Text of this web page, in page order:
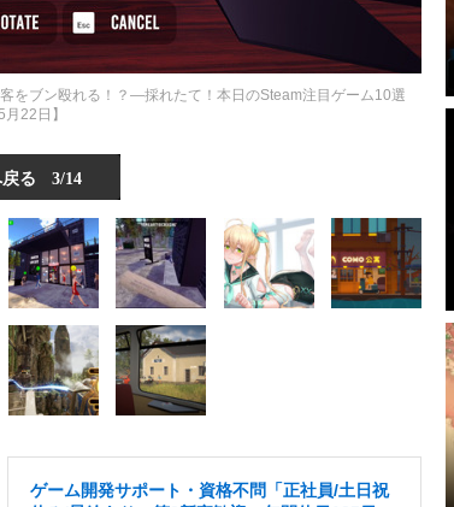
をブン殴れる！？―採れたて！本日のSteam注目ゲーム10選
月22日】
戻る 3/14
ゲーム開発サポート・資格不問「正社員/土日祝